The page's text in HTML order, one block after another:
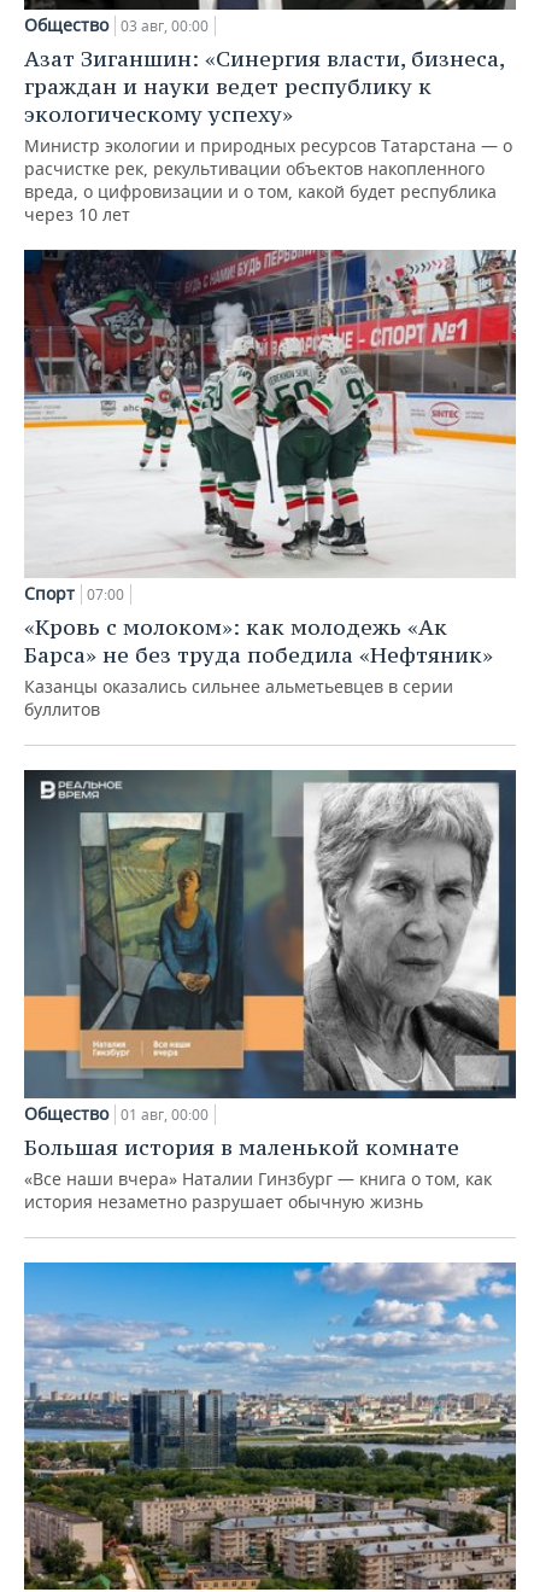
Общество 03 авг, 00:00
Азат Зиганшин: «Синергия власти, бизнеса,
граждан и науки ведет республику к
экологическому успеху»
Министр экологии и природных ресурсов Татарстана — о
расчистке рек, рекультивации объектов накопленного
вреда, о цифровизации и о том, какой будет республика
через 10 лет
Спорт 07:00
«Кровь с молоком»: как молодежь «Ак
Барса» не без труда победила «Нефтяник»
Казанцы оказались сильнее альметьевцев в серии
буллитов
Общество 01 авг, 00:00
Большая история в маленькой комнате
«Все наши вчера» Наталии Гинзбург — книга о том, как
история незаметно разрушает обычную жизнь